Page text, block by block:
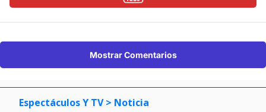
Mostrar Comentarios
Espectáculos Y TV > Noticia